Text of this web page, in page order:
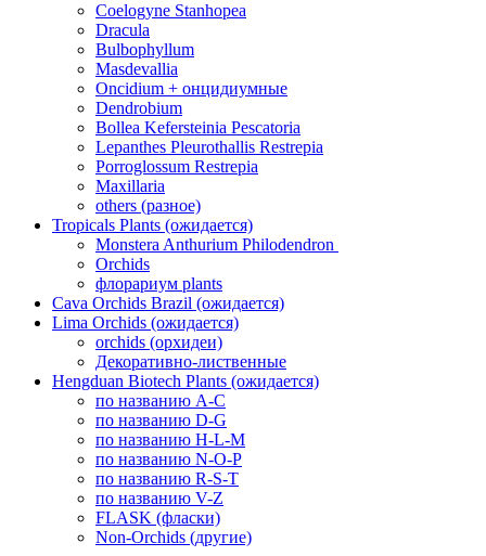
Coelogyne Stanhopea
Dracula
Bulbophyllum
Masdevallia
Oncidium + онцидиумные
Dendrobium
Bollea Kefersteinia Pescatoria
Lepanthes Pleurothallis Restrepia
Porroglossum Restrepia
Maxillaria
others (разное)
Tropicals Plants (ожидается)
​​​​​​​Monstera Anthurium Philodendron
Orchids
флорариум plants
Cava Orchids Brazil (ожидается)
Lima Orchids (ожидается)
orchids (орхидеи)
Декоративно-лиственные
Hengduan Biotech Plants (ожидается)
по названию A-C
по названию D-G
по названию H-L-M
по названию N-O-P
по названию R-S-T
по названию V-Z
FLASK (фласки)
Non-Orchids (другие)